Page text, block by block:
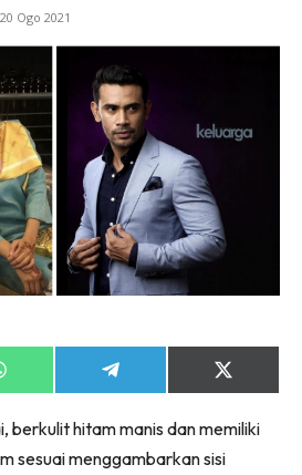
20 Ogo 2021
Share
on
Share
on
(Twitter)
berkulit hitam manis dan memiliki
sesuai menggambarkan sisi